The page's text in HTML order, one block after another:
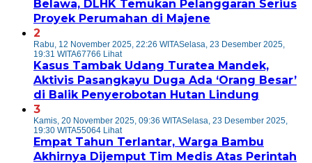
Belawa, DLHK Temukan Pelanggaran Serius
Proyek Perumahan di Majene
2
Rabu, 12 November 2025, 22:26 WITASelasa, 23 Desember 2025,
19:31 WITA67766 Lihat
Kasus Tambak Udang Turatea Mandek,
Aktivis Pasangkayu Duga Ada ‘Orang Besar’
di Balik Penyerobotan Hutan Lindung
3
Kamis, 20 November 2025, 09:36 WITASelasa, 23 Desember 2025,
19:30 WITA55064 Lihat
Empat Tahun Terlantar, Warga Bambu
Akhirnya Dijemput Tim Medis Atas Perintah